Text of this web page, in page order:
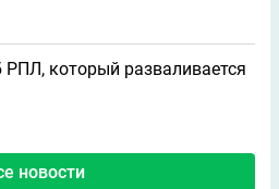
который разваливается
новости